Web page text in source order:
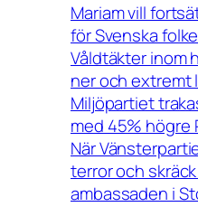
Mariam vill
för Svenska
Våldtäkter inom
ner och extremt
Miljöpartiet
med 45% högre
När
terror och
ambassaden i